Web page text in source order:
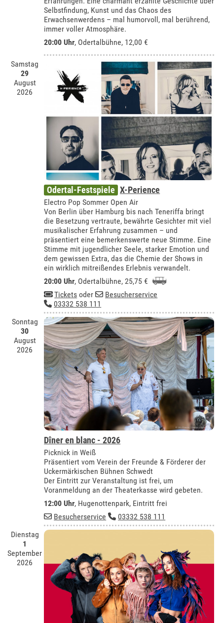
Selbstfindung, Kunst und das Chaos des
Erwachsenwerdens – mal humorvoll, mal berührend,
immer voller Atmosphäre.
20:00 Uhr, Odertalbühne, 12,00 €
Samstag
29
August
2026
Odertal-Festspiele X-Perience
Electro Pop Sommer Open Air
Von Berlin über Hamburg bis nach Teneriffa bringt
die Besetzung vertraute, bewährte Gesichter mit viel
musikalischer Erfahrung zusammen – und
präsentiert eine bemerkenswerte neue Stimme. Eine
Stimme mit jugendlicher Seele, starker Emotion und
dem gewissen Extra, das die Chemie der Shows in
ein wirklich mitreißendes Erlebnis verwandelt.
20:00 Uhr, Odertalbühne, 25,75 €
Tickets oder
Besucherservice
03332 538 111
Sonntag
30
August
2026
Dîner en blanc - 2026
Picknick in Weiß
Präsentiert vom Verein der Freunde & Förderer der
Uckermärkischen Bühnen Schwedt
Der Eintritt zur Veranstaltung ist frei, um
Voranmeldung an der Theaterkasse wird gebeten.
12:00 Uhr, Hugenottenpark, Eintritt frei
Besucherservice
03332 538 111
Dienstag
1
September
2026